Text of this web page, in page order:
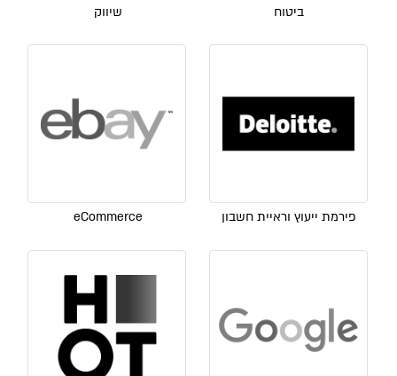
ביטוח שיווק
פירמת ייעוץ וראיית חשבון eCommerce